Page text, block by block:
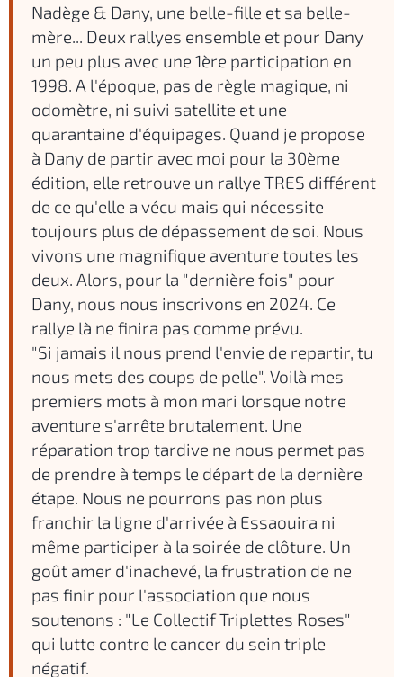
Nadège & Dany, une belle-fille et sa belle-
mère... Deux rallyes ensemble et pour Dany
un peu plus avec une 1ère participation en
1998. A l'époque, pas de règle magique, ni
odomètre, ni suivi satellite et une
quarantaine d'équipages. Quand je propose
à Dany de partir avec moi pour la 30ème
édition, elle retrouve un rallye TRES différent
de ce qu'elle a vécu mais qui nécessite
toujours plus de dépassement de soi. Nous
vivons une magnifique aventure toutes les
deux. Alors, pour la "dernière fois" pour
Dany, nous nous inscrivons en 2024. Ce
rallye là ne finira pas comme prévu.
"Si jamais il nous prend l'envie de repartir, tu
nous mets des coups de pelle". Voilà mes
premiers mots à mon mari lorsque notre
aventure s'arrête brutalement. Une
réparation trop tardive ne nous permet pas
de prendre à temps le départ de la dernière
étape. Nous ne pourrons pas non plus
franchir la ligne d'arrivée à Essaouira ni
même participer à la soirée de clôture. Un
goût amer d'inachevé, la frustration de ne
pas finir pour l'association que nous
soutenons : "Le Collectif Triplettes Roses"
qui lutte contre le cancer du sein triple
négatif.